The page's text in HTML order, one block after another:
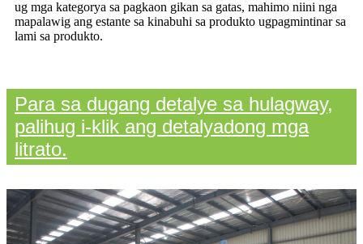
ug mga kategorya sa pagkaon gikan sa gatas, mahimo niini nga
mapalawig ang estante sa kinabuhi sa produkto ugpagmintinar sa
lami sa produkto.
Para sa dugang detalye sa hulagway,
palihug i-klik ang detalyadong mga
litrato.